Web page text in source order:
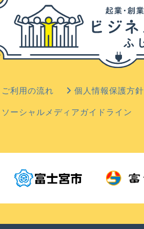
ご利用の流れ
個人情報保護方針
ソーシャルメディアガイドライン